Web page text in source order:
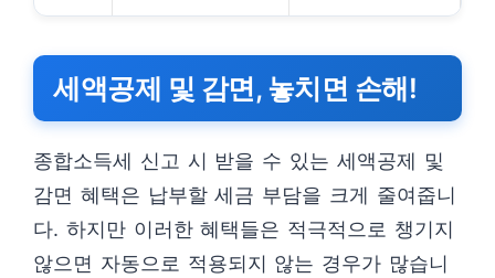
세액공제 및 감면, 놓치면 손해!
종합소득세 신고 시 받을 수 있는 세액공제 및
감면 혜택은 납부할 세금 부담을 크게 줄여줍니
다. 하지만 이러한 혜택들은 적극적으로 챙기지
않으면 자동으로 적용되지 않는 경우가 많습니